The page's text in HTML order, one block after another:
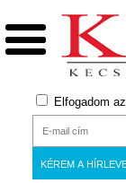
Elfogadom az